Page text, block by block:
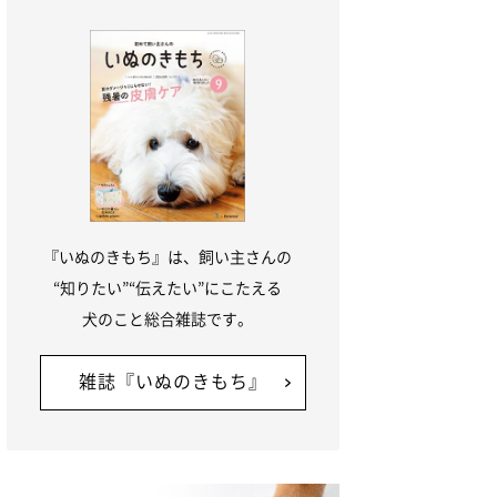
『いぬのきもち』は、飼い主さんの
“知りたい”“伝えたい”にこたえる
犬のこと総合雑誌です。
雑誌『いぬのきもち』